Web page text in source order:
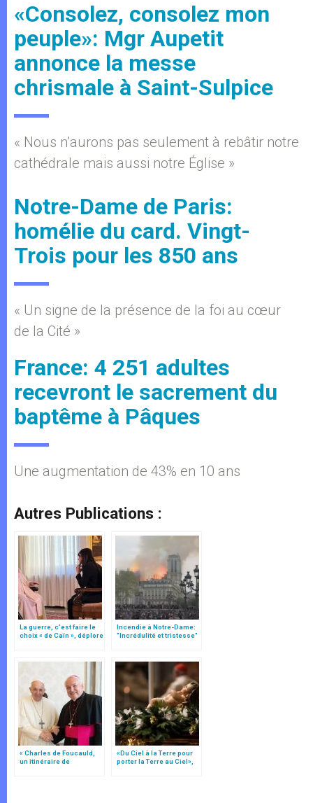
«Consolez, consolez mon
peuple»: Mgr Aupetit
annonce la messe
chrismale à Saint-Sulpice
« Nous n’aurons pas seulement à rebâtir notre
cathédrale mais aussi notre Église »
Notre-Dame de Paris:
homélie du card. Vingt-
Trois pour les 850 ans
« Un signe de la présence de la foi au cœur
de la Cité »
France: 4 251 adultes
recevront le sacrement du
baptême à Pâques
Une augmentation de 43% en 10 ans
Autres Publications :
La guerre, c’est faire le
choix « de Caïn », déplore
Incendie à Notre-Dame:
"Incrédulité et tristesse"
« Charles de Foucauld,
un itinéraire de
«Du Ciel à la Terre pour
porter la Terre au Ciel»,